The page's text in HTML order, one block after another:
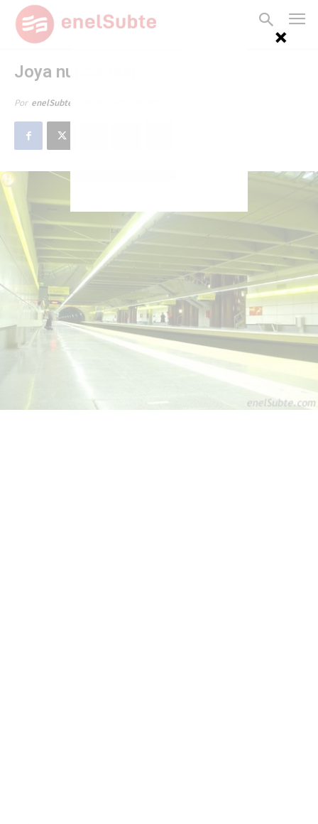
Joya nunca taxi
Por enelSubte